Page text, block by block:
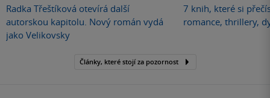
Radka Třeštíková otevírá další
autorskou kapitolu. Nový román vydá
jako Velikovsky
7 knih, které si
romance, thrillery,
Články, které stojí za pozornost